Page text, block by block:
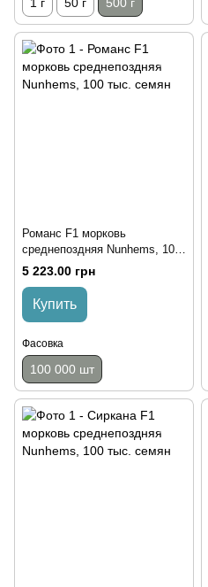
1 г 50 г 500 г
Романс F1 морковь
среднепоздняя Nunhems, 100
тыс. семян
5 223.00 грн
Купить
Фасовка
100 000 шт